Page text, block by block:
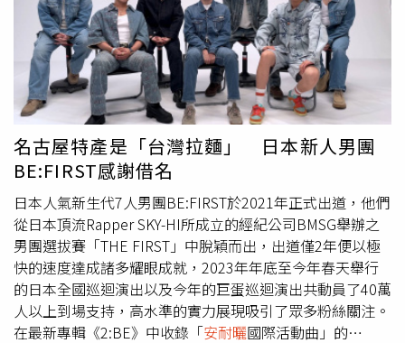
璃製作，可拆式瓶罐方便回收，實現永續美麗。超進化持久
粉底 N SPF30 PA++++ 微霧光感「肌」不可失！新超進化持
久粉底 ，有專利開發的動態煥新科技 ， 能在肌膚表面形成
隱形薄膜，不論是夏天出汗或出油，皆能 完美與其結合，
形成持久防護罩；盡情大笑也不怕笑紋卡粉。粉底液質地呈
現微霧光感妝容， 讓你一上妝完整天超完美又不乾超保
濕！SHISEIDO超進化持久粉底 N SPF30 PA++++
30ml/2,000元。（圖／品牌提供）超進化光感緊緻粉底N
SPF30 PA++++ 超透亮光感保濕全新超進化光感緊緻粉底 ，
結合日本頂級護膚技術與創新隨光應變科技 讓你的肌膚看
起來整體澎彈；內含透光粉末、鏡面微晶粒子與多層結構粉
末， 利用光感修飾皺紋產生的陰影，使肌膚顯得更年輕。
SHISEIDO超進化光感緊緻粉底N SPF30 PA++++
30ml/2,000元。 （圖／品牌提供、黃筱婷攝）2.安耐曬濾
鏡美顏日間防護精華邁入九月，儘管氣溫已經不像夏日一樣
高溫難耐，但千萬別因為秋天就忽略防曬，若肌膚不僅容易
名古屋特產是「台灣拉麵」 日本新人男團
BE:FIRST感謝借名
日本人氣新生代7人男團BE:FIRST於2021年正式出道，他們
從日本頂流Rapper SKY-HI所成立的經紀公司BMSG舉辦之
男團選拔賽「THE FIRST」中脫穎而出，出道僅2年便以極
快的速度達成諸多耀眼成就，2023年年底至今年春天舉行
的日本全國巡迴演出以及今年的巨蛋巡迴演出共動員了40萬
人以上到場支持，高水準的實力展現吸引了眾多粉絲關注。
在最新專輯《2:BE》中收錄「安耐曬國際活動曲」的